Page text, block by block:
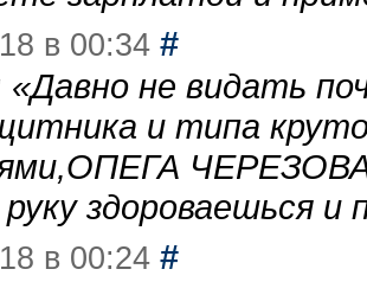
в 00:34 #
«Давно не видать
и типа
руку здороваешься
в 00:24 #